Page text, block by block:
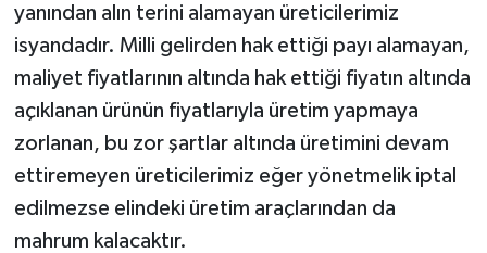
yanından alın terini alamayan üreticilerimiz
isyandadır. Milli gelirden hak ettiği payı alamayan,
maliyet fiyatlarının altında hak ettiği fiyatın altında
açıklanan ürünün fiyatlarıyla üretim yapmaya
zorlanan, bu zor şartlar altında üretimini devam
ettiremeyen üreticilerimiz eğer yönetmelik iptal
edilmezse elindeki üretim araçlarından da
mahrum kalacaktır.